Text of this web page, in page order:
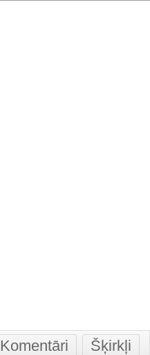
Komentāri Šķirkļi